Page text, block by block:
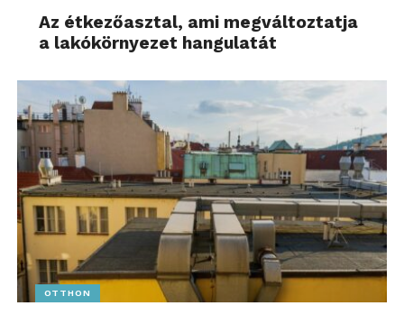
Az étkezőasztal, ami megváltoztatja
a lakókörnyezet hangulatát
OTTHON